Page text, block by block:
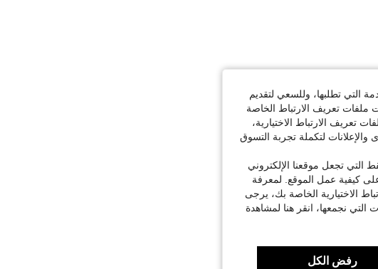
التي تطلبها، وللسعي لتقديم
تعريف الارتباط الخاصة
الارتباط الاختيارية،
لتكملة تجربة التسوق
تجعل موقعنا الإلكتروني
كيفية عمل الموقع. لمعرفة
الاختيارية الخاصة بك، يرجى
التي نجمعها، انقر هنا لمشاهدة
رفض الكل